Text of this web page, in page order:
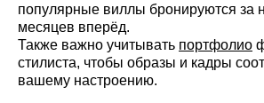
популярные виллы бронируются за
месяцев вперёд.
Также важно учитывать портфолио
стилиста, чтобы образы и кадры
вашему настроению.